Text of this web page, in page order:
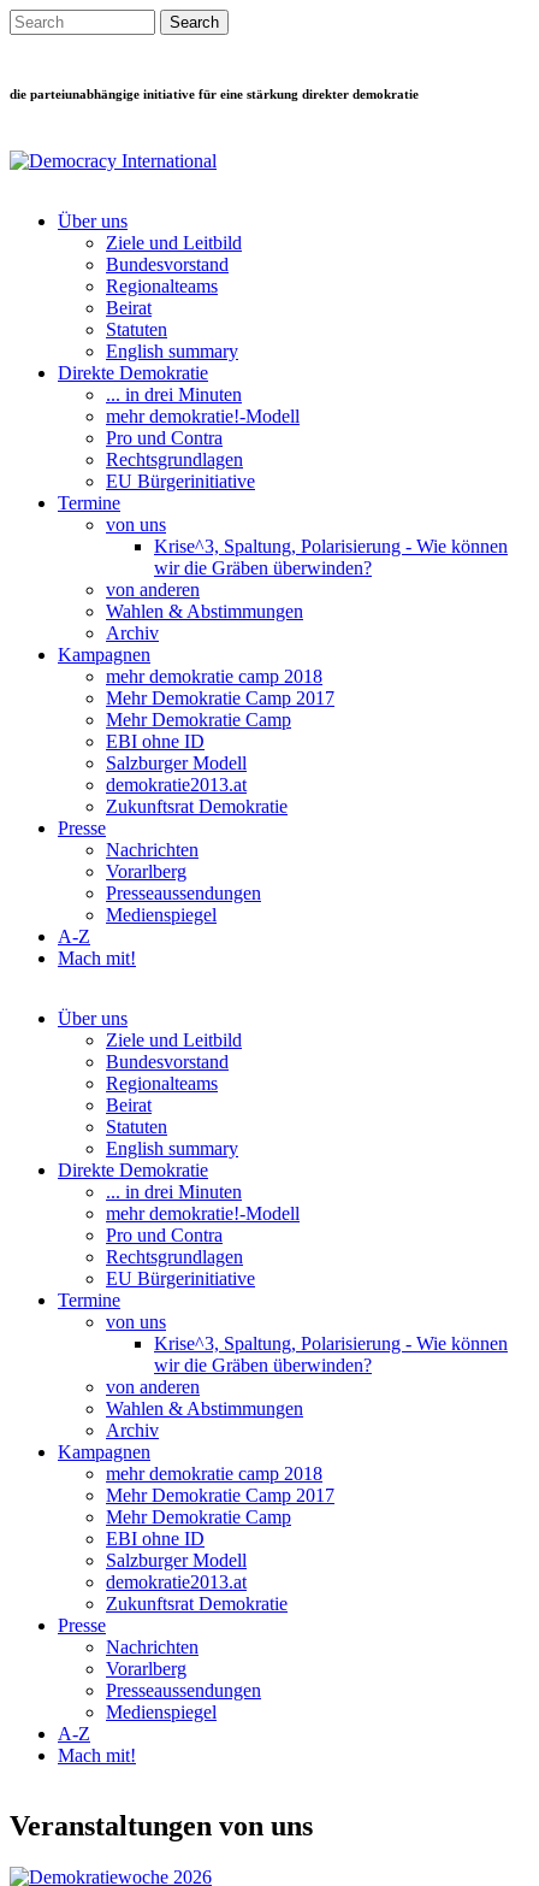
Direkt zum Inhalt
Search this site
die parteiunabhängige initiative für eine stärkung direkter demokratie
Main menu
Über uns
Ziele und Leitbild
Bundesvorstand
Regionalteams
Beirat
Statuten
English summary
Direkte Demokratie
... in drei Minuten
mehr demokratie!-Modell
Pro und Contra
Rechtsgrundlagen
EU Bürgerinitiative
Termine
von uns
Krise^3, Spaltung, Polarisierung - Wie können
wir die Gräben überwinden?
von anderen
Wahlen & Abstimmungen
Archiv
Kampagnen
mehr demokratie camp 2018
Mehr Demokratie Camp 2017
Mehr Demokratie Camp
EBI ohne ID
Salzburger Modell
demokratie2013.at
Zukunftsrat Demokratie
Presse
Nachrichten
Vorarlberg
Presseaussendungen
Medienspiegel
A-Z
Mach mit!
Über uns
Ziele und Leitbild
Bundesvorstand
Regionalteams
Beirat
Statuten
English summary
Direkte Demokratie
... in drei Minuten
mehr demokratie!-Modell
Pro und Contra
Rechtsgrundlagen
EU Bürgerinitiative
Termine
von uns
Krise^3, Spaltung, Polarisierung - Wie können
wir die Gräben überwinden?
von anderen
Wahlen & Abstimmungen
Archiv
Kampagnen
mehr demokratie camp 2018
Mehr Demokratie Camp 2017
Mehr Demokratie Camp
EBI ohne ID
Salzburger Modell
demokratie2013.at
Zukunftsrat Demokratie
Presse
Nachrichten
Vorarlberg
Presseaussendungen
Medienspiegel
A-Z
Mach mit!
Veranstaltungen von uns